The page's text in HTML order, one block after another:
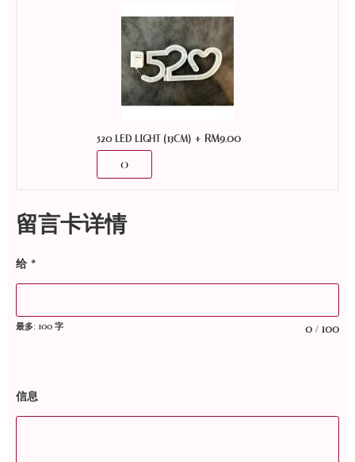
520 LED LIGHT (13CM) + RM9.00
留言卡详情
给 *
0 / 100
最多: 100 字
信息